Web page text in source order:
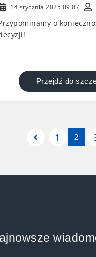
14 stycznia 2025 09:07
o
Przejdź do
Poprzednia
1 2